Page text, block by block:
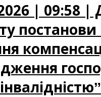
| 09:58